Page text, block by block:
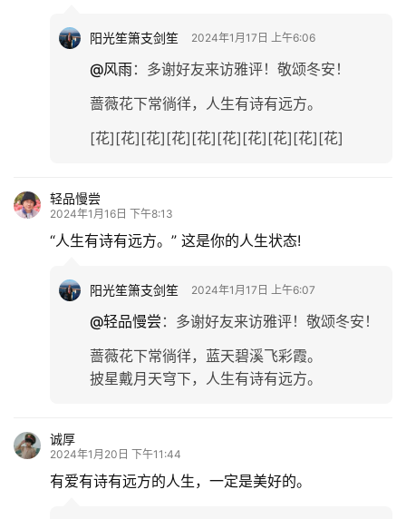
阳光笙箫支剑笙 2024年1月17日 上午6:06
@风雨： 多谢好友来访雅评！敬颂冬安！
蔷薇花下常徜徉，人生有诗有远方。
[花][花][花][花][花][花][花][花][花][花]
轻品慢尝
2024年1月16日 下午8:13
“人生有诗有远方。” 这是你的人生状态!
阳光笙箫支剑笙 2024年1月17日 上午6:07
@轻品慢尝 ： 多谢好友来访雅评！敬颂冬安！
蔷薇花下常徜徉，蓝天碧溪飞彩霞。
披星戴月天穹下，人生有诗有远方。
诚厚
2024年1月20日 下午11:44
有爱有诗有远方的人生，一定是美好的。